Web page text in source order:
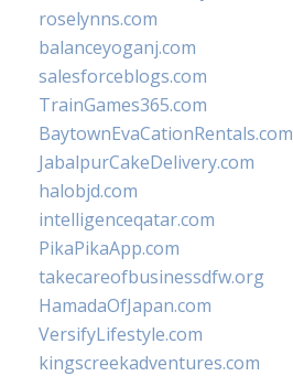
roselynns.com
balanceyoganj.com
salesforceblogs.com
TrainGames365.com
BaytownEvaCationRentals.com
JabalpurCakeDelivery.com
halobjd.com
intelligenceqatar.com
PikaPikaApp.com
takecareofbusinessdfw.org
HamadaOfJapan.com
VersifyLifestyle.com
kingscreekadventures.com